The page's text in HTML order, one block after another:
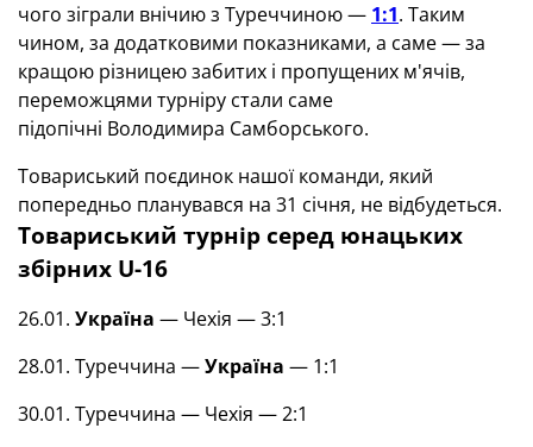
чого зіграли внічию з Туреччиною — 1:1. Таким
чином, за додатковими показниками, а саме — за
кращою різницею забитих і пропущених м'ячів,
переможцями турніру стали саме
підопічні Володимира Самборського.
Товариський поєдинок нашої команди, який
попередньо планувався на 31 січня, не відбудеться.
Товариський турнір серед юнацьких
збірних U-16
26.01. Україна — Чехія — 3:1
28.01. Туреччина —Україна — 1:1
30.01. Туреччина — Чехія — 2:1